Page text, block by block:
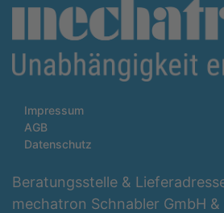
Impressum
AGB
Datenschutz
Beratungsstelle &
mechatron Schnabler GmbH &